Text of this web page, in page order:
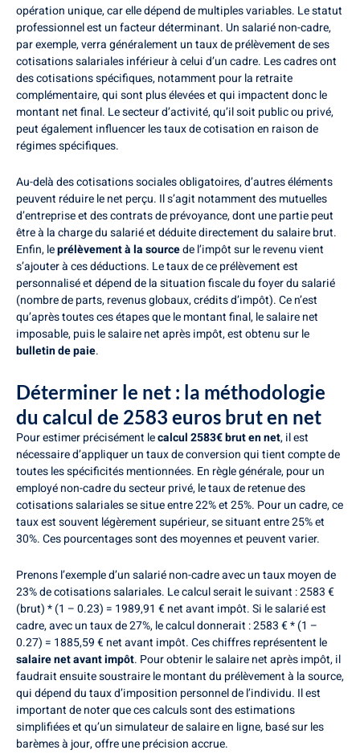
opération unique, car elle dépend de multiples variables. Le statut
professionnel est un facteur déterminant. Un salarié non-cadre,
par exemple, verra généralement un taux de prélèvement de ses
cotisations salariales inférieur à celui d’un cadre. Les cadres ont
des cotisations spécifiques, notamment pour la retraite
complémentaire, qui sont plus élevées et qui impactent donc le
montant net final. Le secteur d’activité, qu’il soit public ou privé,
peut également influencer les taux de cotisation en raison de
régimes spécifiques.
Au-delà des cotisations sociales obligatoires, d’autres éléments
peuvent réduire le net perçu. Il s’agit notamment des mutuelles
d’entreprise et des contrats de prévoyance, dont une partie peut
être à la charge du salarié et déduite directement du salaire brut.
Enfin, leprélèvement à la sourcede l’impôt sur le revenu vient
s’ajouter à ces déductions. Le taux de ce prélèvement est
personnalisé et dépend de la situation fiscale du foyer du salarié
(nombre de parts, revenus globaux, crédits d’impôt). Ce n’est
qu’après toutes ces étapes que le montant final, le salaire net
imposable, puis le salaire net après impôt, est obtenu sur le
bulletin de paie.
Déterminer le net : la méthodologie
du calcul de 2583 euros brut en net
Pour estimer précisément lecalcul 2583€ brut en net, il est
nécessaire d’appliquer un taux de conversion qui tient compte de
toutes les spécificités mentionnées. En règle générale, pour un
employé non-cadre du secteur privé, le taux de retenue des
cotisations salariales se situe entre 22% et 25%. Pour un cadre, ce
taux est souvent légèrement supérieur, se situant entre 25% et
30%. Ces pourcentages sont des moyennes et peuvent varier.
Prenons l’exemple d’un salarié non-cadre avec un taux moyen de
23% de cotisations salariales. Le calcul serait le suivant : 2583 €
(brut) * (1 – 0.23) = 1989,91 € net avant impôt. Si le salarié est
cadre, avec un taux de 27%, le calcul donnerait : 2583 € * (1 –
0.27) = 1885,59 € net avant impôt. Ces chiffres représentent le
salaire net avant impôt. Pour obtenir le salaire net après impôt, il
faudrait ensuite soustraire le montant du prélèvement à la source,
qui dépend du taux d’imposition personnel de l’individu. Il est
important de noter que ces calculs sont des estimations
simplifiées et qu’un simulateur de salaire en ligne, basé sur les
barèmes à jour, offre une précision accrue.